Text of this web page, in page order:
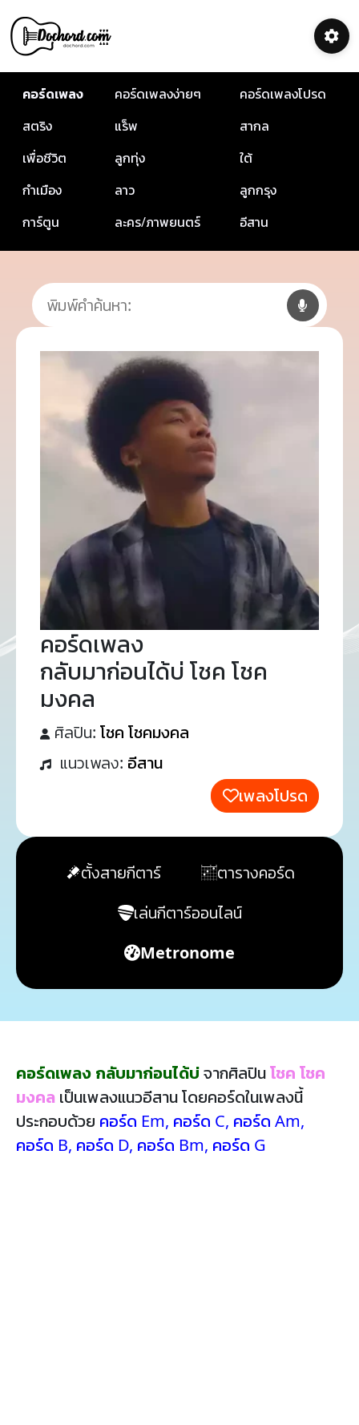
คอร์ดเพลง คอร์ดเพลงง่ายๆ
คอร์ดเพลงโปรด
สตริง
แร็พ
สากล
เพื่อชีวิต
ลูกทุ่ง
ใต้
กำเมือง
ลาว
ลูกกรุง
การ์ตูน
ละคร/ภาพยนตร์ อีสาน
คอร์ดเพลง
กลับมาก่อนได้บ่ โชค โชค
มงคล
ศิลปิน: โชค โชคมงคล
แนวเพลง: อีสาน
เพลงโปรด
ตั้งสายกีตาร์
ตารางคอร์ด
เล่นกีตาร์ออนไลน์
Metronome
คอร์ดเพลง กลับมาก่อนได้บ่จากศิลปินโชค โชค
มงคล เป็นเพลงแนวอีสาน โดยคอร์ดในเพลงนี้
ประกอบด้วย คอร์ด Em, คอร์ด C, คอร์ด Am,
คอร์ด B, คอร์ด D, คอร์ด Bm, คอร์ด G